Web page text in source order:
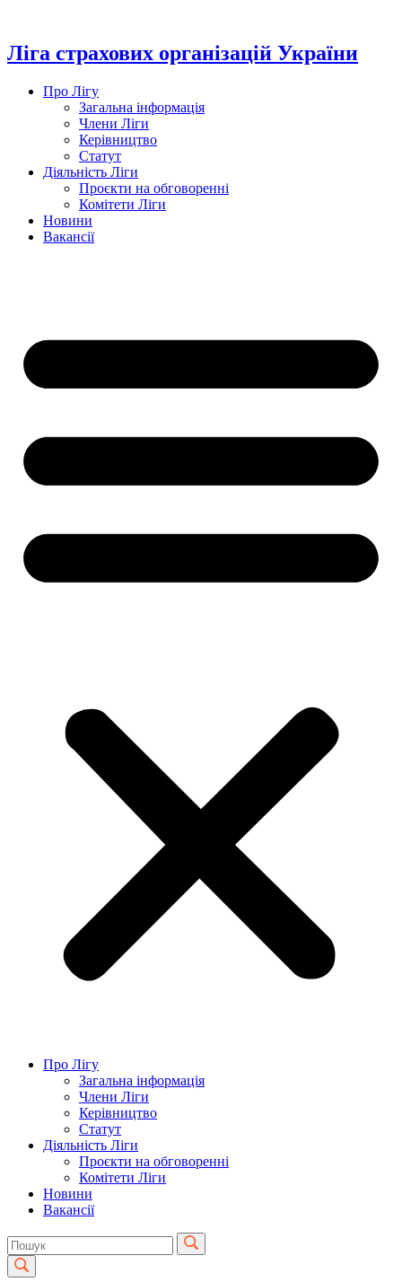
вмісту
Ліга страхових організацій України
Про Лігу
Загальна інформація
Члени Ліги
Керівництво
Статут
Діяльність Ліги
Проєкти на обговоренні
Комітети Ліги
Новини
Вакансії
Про Лігу
Загальна інформація
Члени Ліги
Керівництво
Статут
Діяльність Ліги
Проєкти на обговоренні
Комітети Ліги
Новини
Вакансії